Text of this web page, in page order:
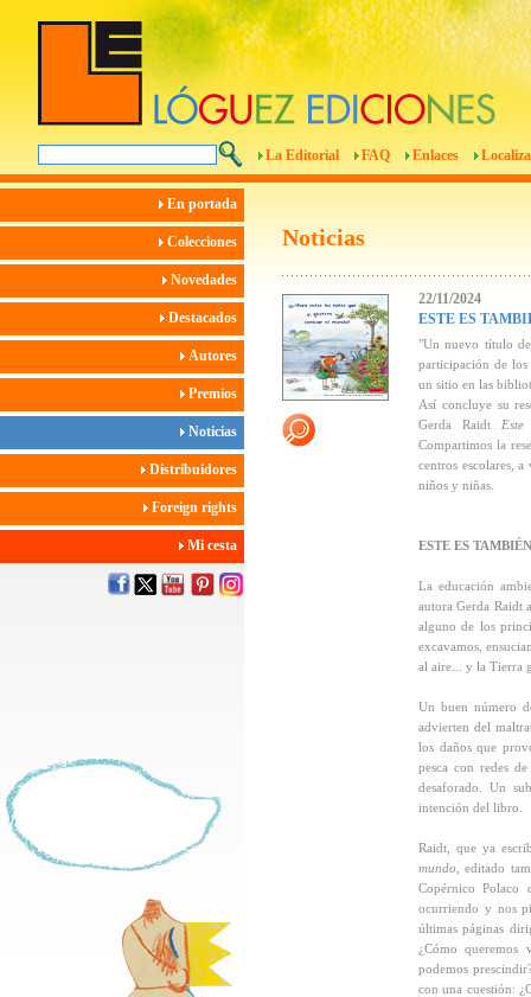
La Editorial FAQ Enlaces
En portada
Colecciones
Novedades
Destacados
Autores
Premios
Noticias
Distribuidores
Foreign rights
Mi cesta
Noticias
22/11/2024
ESTE ES
"Un nuevo título
participación de
un sitio en las
Así concluye su
Gerda Raidt
Compartimos la
centros escolares,
niños y niñas.
ESTE ES
La educación
autora Gerda Raidt
alguno de los
excavamos,
al aire... y la Tierra
Un buen número
advierten del
los daños que
pesca con redes
desaforado. Un
intención del libro.
Raidt, que ya
mundo,
editado
Copérnico Polaco
ocurriendo y nos
últimas páginas
¿Cómo queremos
podemos
con una cuestión: